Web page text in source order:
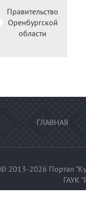
ГЛАВНАЯ
© 2013-2026 Портал
ГАУК